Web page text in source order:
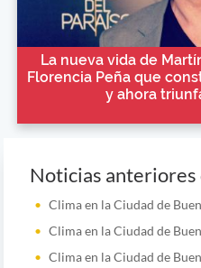
La nueva vida de
Florencia Peña que
y ahora
Noticias anteriores
Clima en la Ciudad de
Clima en la Ciudad de
Clima en la Ciudad de